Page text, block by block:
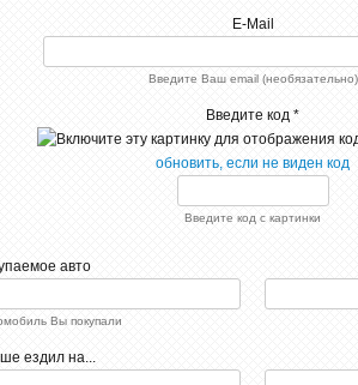
E-Mail
Введите Ваш email (необязательно)
Введите код *
обновить, если не виден код
Введите код с картинки
авто
Вы покупали
ездил на...